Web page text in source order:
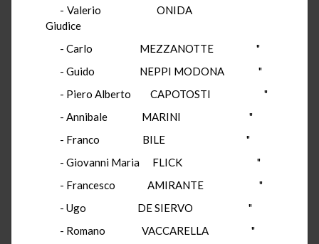
- Valerio ONIDA
Giudice
- Carlo MEZZANOTTE "
- Guido NEPPI MODONA "
- Piero Alberto CAPOTOSTI "
- Annibale MARINI "
- Franco BILE "
- Giovanni Maria FLICK "
- Francesco AMIRANTE "
- Ugo DE SIERVO "
- Romano VACCARELLA "